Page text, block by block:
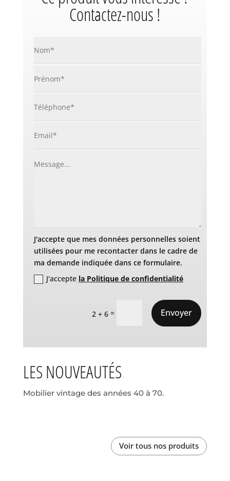
Contactez-nous !
J'accepte que mes données personnelles soient
utilisées pour me recontacter dans le cadre de
ma demande indiquée dans ce formulaire.
J'accepte la Politique de confidentialité
2 + 6 = Envoyer
LES NOUVEAUTÉS
Mobilier vintage des années 40 à 70.
Voir tous nos produits